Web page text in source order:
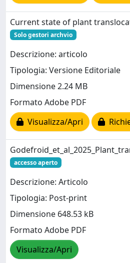
Current state of plant
Solo gestori archvio
Descrizione: articolo
Tipologia: Versione Editoriale
Dimensione 2.24 MB
Formato Adobe PDF
Visualizza/Apri
accesso aperto
Descrizione: Articolo
Tipologia: Post-print
Dimensione 648.53 kB
Formato Adobe PDF
Visualizza/Apri